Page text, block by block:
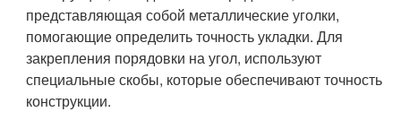
представляющая собой металлические уголки,
помогающие определить точность укладки. Для
закрепления порядовки на угол, используют
специальные скобы, которые обеспечивают точность
конструкции.